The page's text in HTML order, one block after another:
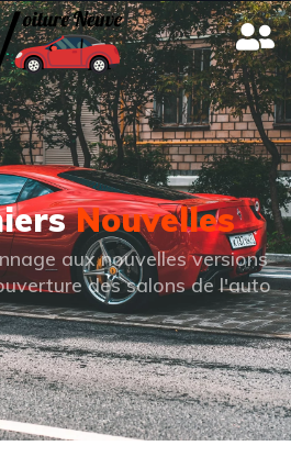
Nouvelles
aux nouvelles versions
des salons de l'auto